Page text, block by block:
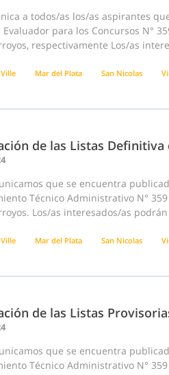
a todos/as los/as aspirantes
para los Concursos N°
respectivamente Los/as
Mar del Plata San Nicolas
de las Listas
que se encuentra
Técnico Administrativo N°
Los/as interesados/as
Mar del Plata San Nicolas
de las Listas
que se encuentra
Técnico Administrativo N°